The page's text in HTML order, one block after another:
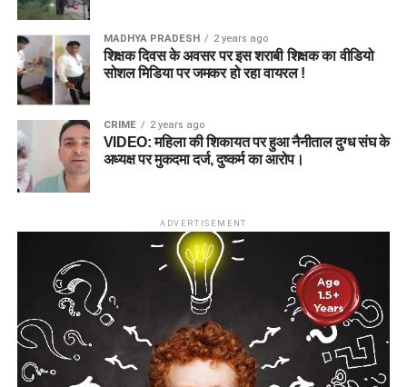
MADHYA PRADESH 2 years ago
शिक्षक दिवस के अवसर पर इस शराबी शिक्षक का वीडियो
सोशल मिडिया पर जमकर हो रहा वायरल !
CRIME 2 years ago
VIDEO: महिला की शिकायत पर हुआ नैनीताल दुग्ध संघ के
अध्यक्ष पर मुकदमा दर्ज, दुष्कर्म का आरोप।
ADVERTISEMENT